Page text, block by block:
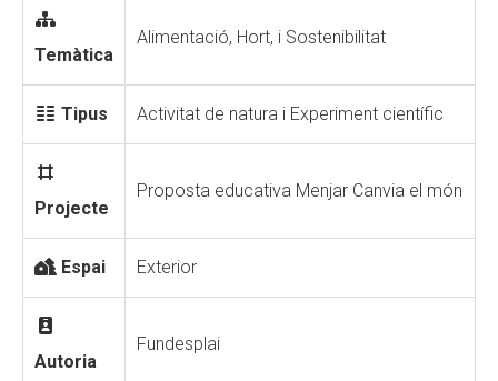
Temàtica
Alimentació, Hort, i Sostenibilitat
Tipus Activitat de natura i Experiment científic
Projecte
Proposta educativa Menjar Canvia el món
Espai Exterior
Autoria
Fundesplai